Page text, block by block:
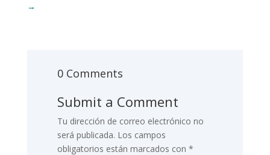
→
0 Comments
Submit a Comment
Tu dirección de correo electrónico no
será publicada. Los campos
obligatorios están marcados con *